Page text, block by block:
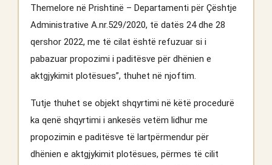
Themelore në Prishtinë – Departamenti për Çështje
Administrative A.nr.529/2020, të datës 24 dhe 28
qershor 2022, me të cilat është refuzuar si i
pabazuar propozimi i paditësve për dhënien e
aktgjykimit plotësues”, thuhet në njoftim.
Tutje thuhet se objekt shqyrtimi në këtë procedurë
ka qenë shqyrtimi i ankesës vetëm lidhur me
propozimin e paditësve të lartpërmendur për
dhënien e aktgjykimit plotësues, përmes të cilit